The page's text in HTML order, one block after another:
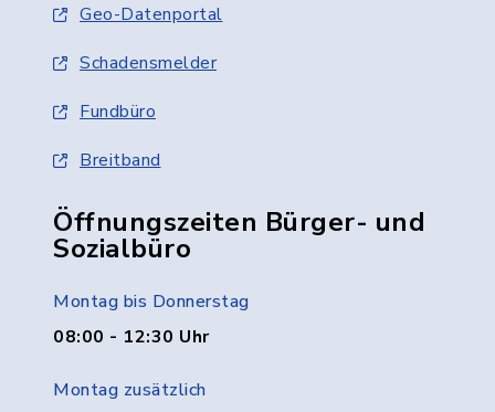
Geo-Datenportal
Schadensmelder
Fundbüro
Breitband
Öffnungszeiten Bürger- und
Sozialbüro
Montag bis Donnerstag
08:00 - 12:30 Uhr
Montag zusätzlich